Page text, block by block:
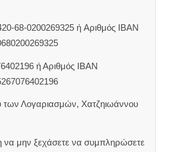
68-0200269325 ή Aριθμός IBAN
ή Αριθμός IBAN
των Λογαριασμών, Χατζηιωάννου
να μην ξεχάσετε να συμπληρώσετε